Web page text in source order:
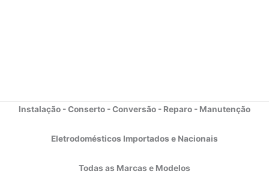
Instalação - Conserto - Conversão - Reparo - Manutenção
Eletrodomésticos Importados e Nacionais
Todas as Marcas e Modelos